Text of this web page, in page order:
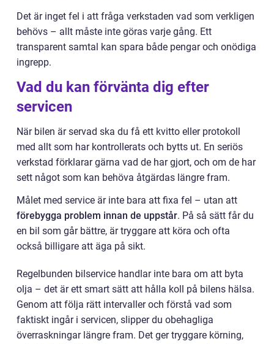
Det är inget fel i att fråga verkstaden vad som verkligen
behövs – allt måste inte göras varje gång. Ett
transparent samtal kan spara både pengar och onödiga
ingrepp.
Vad du kan förvänta dig efter
servicen
När bilen är servad ska du få ett kvitto eller protokoll
med allt som har kontrollerats och bytts ut. En seriös
verkstad förklarar gärna vad de har gjort, och om de har
sett något som kan behöva åtgärdas längre fram.
Målet med service är inte bara att fixa fel – utan att
förebygga problem innan de uppstår. På så sätt får du
en bil som går bättre, är tryggare att köra och ofta
också billigare att äga på sikt.
Regelbunden bilservice handlar inte bara om att byta
olja – det är ett smart sätt att hålla koll på bilens hälsa.
Genom att följa rätt intervaller och förstå vad som
faktiskt ingår i servicen, slipper du obehagliga
överraskningar längre fram. Det ger tryggare körning,